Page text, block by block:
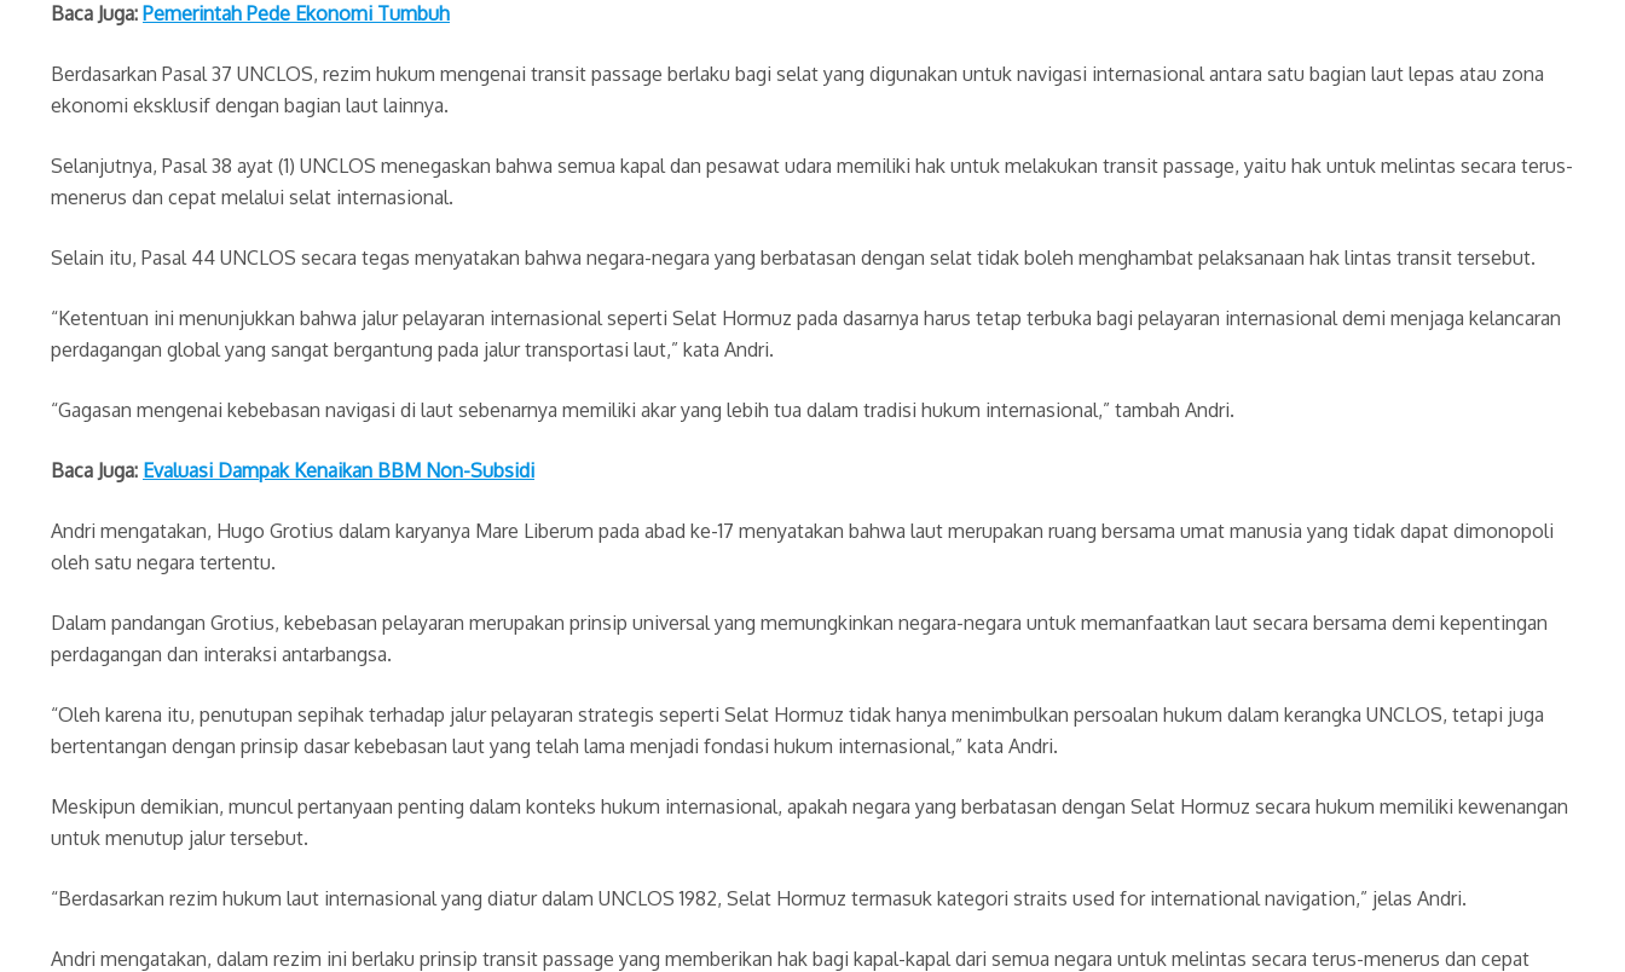
Baca Juga: Pemerintah Pede Ekonomi Tumbuh
Berdasarkan Pasal 37 UNCLOS, rezim hukum mengenai transit passage berlaku bagi selat yang digunakan untuk navigasi internasional antara satu bagian laut lepas atau zona
ekonomi eksklusif dengan bagian laut lainnya.
Selanjutnya, Pasal 38 ayat (1) UNCLOS menegaskan bahwa semua kapal dan pesawat udara memiliki hak untuk melakukan transit passage, yaitu hak untuk melintas secara terus-
menerus dan cepat melalui selat internasional.
Selain itu, Pasal 44 UNCLOS secara tegas menyatakan bahwa negara-negara yang berbatasan dengan selat tidak boleh menghambat pelaksanaan hak lintas transit tersebut.
“Ketentuan ini menunjukkan bahwa jalur pelayaran internasional seperti Selat Hormuz pada dasarnya harus tetap terbuka bagi pelayaran internasional demi menjaga kelancaran
perdagangan global yang sangat bergantung pada jalur transportasi laut,” kata Andri.
“Gagasan mengenai kebebasan navigasi di laut sebenarnya memiliki akar yang lebih tua dalam tradisi hukum internasional,” tambah Andri.
Baca Juga: Evaluasi Dampak Kenaikan BBM Non-Subsidi
Andri mengatakan, Hugo Grotius dalam karyanya Mare Liberum pada abad ke-17 menyatakan bahwa laut merupakan ruang bersama umat manusia yang tidak dapat dimonopoli
oleh satu negara tertentu.
Dalam pandangan Grotius, kebebasan pelayaran merupakan prinsip universal yang memungkinkan negara-negara untuk memanfaatkan laut secara bersama demi kepentingan
perdagangan dan interaksi antarbangsa.
“Oleh karena itu, penutupan sepihak terhadap jalur pelayaran strategis seperti Selat Hormuz tidak hanya menimbulkan persoalan hukum dalam kerangka UNCLOS, tetapi juga
bertentangan dengan prinsip dasar kebebasan laut yang telah lama menjadi fondasi hukum internasional,” kata Andri.
Meskipun demikian, muncul pertanyaan penting dalam konteks hukum internasional, apakah negara yang berbatasan dengan Selat Hormuz secara hukum memiliki kewenangan
untuk menutup jalur tersebut.
“Berdasarkan rezim hukum laut internasional yang diatur dalam UNCLOS 1982, Selat Hormuz termasuk kategori straits used for international navigation,” jelas Andri.
Andri mengatakan, dalam rezim ini berlaku prinsip transit passage yang memberikan hak bagi kapal-kapal dari semua negara untuk melintas secara terus-menerus dan cepat